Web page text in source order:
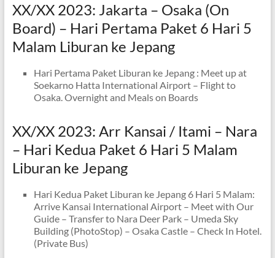
XX/XX 2023: Jakarta – Osaka (On
Board) – Hari Pertama Paket 6 Hari 5
Malam Liburan ke Jepang
Hari Pertama Paket Liburan ke Jepang : Meet up at
Soekarno Hatta International Airport – Flight to
Osaka. Overnight and Meals on Boards
XX/XX 2023: Arr Kansai / Itami – Nara
– Hari Kedua Paket 6 Hari 5 Malam
Liburan ke Jepang
Hari Kedua Paket Liburan ke Jepang 6 Hari 5 Malam:
Arrive Kansai International Airport – Meet with Our
Guide – Transfer to Nara Deer Park – Umeda Sky
Building (PhotoStop) – Osaka Castle – Check In Hotel.
(Private Bus)